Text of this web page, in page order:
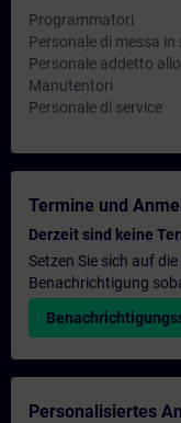
Programmatori
Personale di messa in
Personale addetto
Manutentori
Personale di service
Termine und
Derzeit sind keine
Setzen Sie sich auf
Benachrichtigung
Personalisiertes